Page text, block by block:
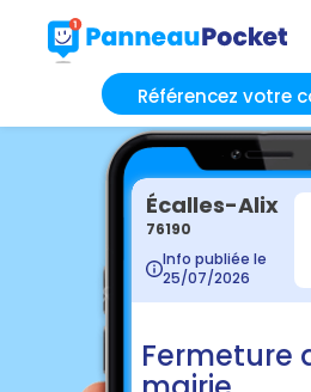
Référencez votre
Écalles-Alix
76190
Info publiée le
25/07/2026
Fermeture